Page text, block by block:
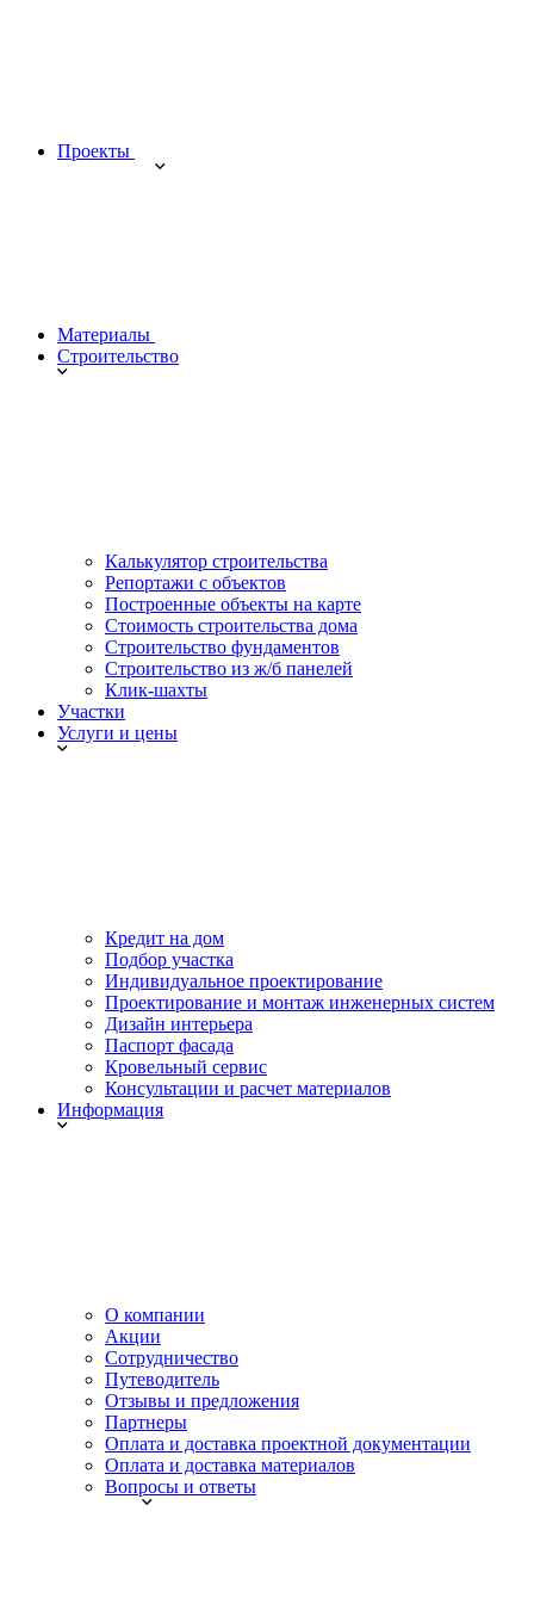
Проекты
Материалы
Строительство
Калькулятор строительства
Репортажи с объектов
Построенные объекты на карте
Стоимость строительства дома
Строительство фундаментов
Строительство из ж/б панелей
Клик-шахты
Участки
Услуги и цены
Кредит на дом
Подбор участка
Индивидуальное проектирование
Проектирование и монтаж инженерных систем
Дизайн интерьера
Паспорт фасада
Кровельный сервис
Консультации и расчет материалов
Информация
О компании
Акции
Сотрудничество
Путеводитель
Отзывы и предложения
Партнеры
Оплата и доставка проектной документации
Оплата и доставка материалов
Вопросы и ответы